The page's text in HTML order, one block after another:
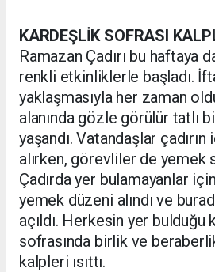
KARDEŞLİK SOFRASI
Ramazan Çadırı bu haftaya
renkli etkinliklerle başladı.
yaklaşmasıyla her zaman
alanında gözle görülür tatlı
yaşandı. Vatandaşlar
alırken, görevliler de yemek
Çadırda yer bulamayanlar
yemek düzeni alındı ve
açıldı. Herkesin yer bulduğu
sofrasında birlik ve
kalpleri ısıttı.